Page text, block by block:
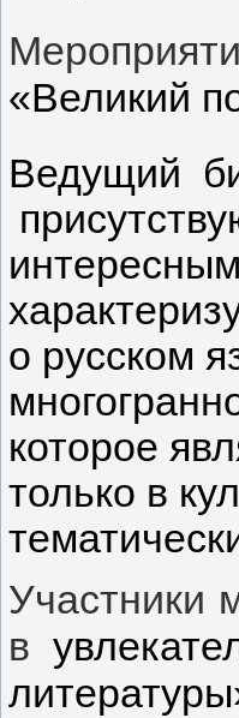
«Великий
Ведущий
о русском
которое
только в
Участники
в